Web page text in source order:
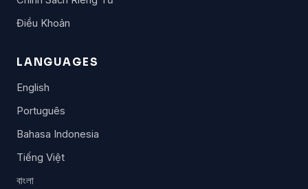
Điều Khoản
LANGUAGES
English
Português
Bahasa Indonesia
Tiếng Việt
বাংলা